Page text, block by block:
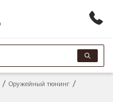
Оружейный тюнинг